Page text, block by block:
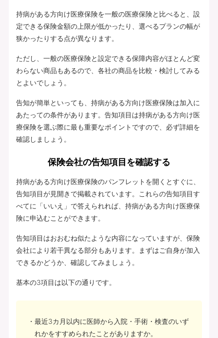
持病がある方向け医療保険を一般の医療保険と比べると、設
定できる保険金額の上限が低かったり、選べるプランの幅が
狭かったりする点が異なります。
ただし、一般の医療保険と設定できる保障内容がほとんど変
わらない商品もあるので、各社の商品を比較・検討してみる
とよいでしょう。
告知が簡単といっても、持病がある方向け医療保険は加入に
あたっての条件があります。告知項目は持病がある方向け医
療保険を選ぶ際に最も重要なポイントですので、必ず詳細を
確認しましょう。
保険会社の告知項目を確認する
持病がある方向け医療保険のパンフレットを開くとすぐに、
告知項目が見開きで掲載されています。これらの告知項目す
べてに「いいえ」で答えられれば、持病がある方向け医療保
険に申込むことができます。
告知項目はおおむね似たような内容になっていますが、保険
会社により若干異なる部分もあります。まずはご自身が加入
できるかどうか、確認してみましょう。
基本の3項目は以下の通りです。
最近3カ月以内に医師から入院・手術・検査のいず
れかをすすめられたことがありますか。